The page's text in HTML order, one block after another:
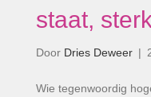
staat,
Door Dries Deweer |
Wie tegenwoordig